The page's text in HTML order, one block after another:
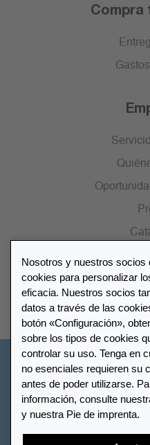
Compra
Lista de
Encuentre su
Nosotros y nuestros socios
cookies para personalizar
eficacia. Nuestros socios
datos a través de las
botón «Configuración»,
sobre los tipos de cookies
controlar su uso. Tenga en
no esenciales requieren su
antes de poder utilizarse.
información, consulte
y nuestra Pie de imprenta.
Configuración de
Declaración de